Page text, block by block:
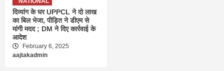
दिव्यांग के घर UPPCL ने दो लाख
का बिल भेजा, पीड़ित ने डीएम से
मांगी मदद ; DM ने दिए कार्रवाई के
आदेश
February 6, 2025
aajtakadmin